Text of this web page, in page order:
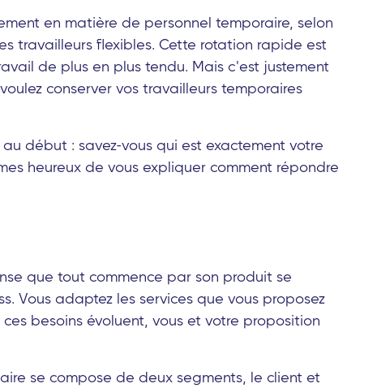
en matière de personnel temporaire, selon
travailleurs flexibles. Cette rotation rapide est
de plus en plus tendu. Mais c'est justement
conserver vos travailleurs temporaires
début : savez-vous qui est exactement votre
heureux de vous expliquer comment répondre
que tout commence par son produit se
Vous adaptez les services que vous proposez
besoins évoluent, vous et votre proposition
se compose de deux segments, le client et